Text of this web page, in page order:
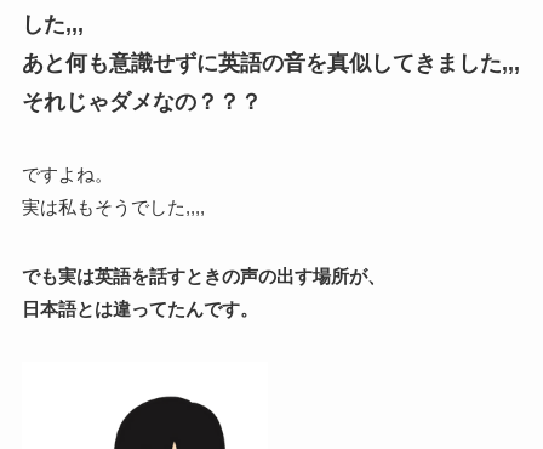
した,,,
あと何も意識せずに英語の音を真似してきました,,,
それじゃダメなの？？？
ですよね。
実は私もそうでした,,,,
でも実は英語を話すときの声の出す場所が、
日本語とは違ってたんです。